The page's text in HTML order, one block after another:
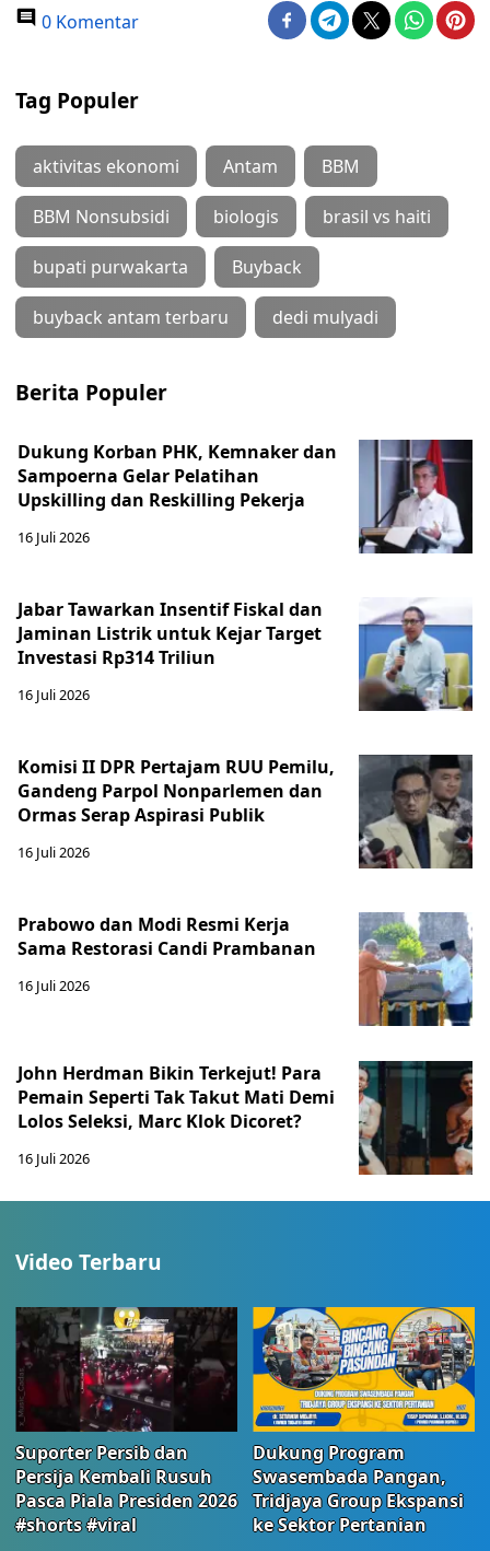
0 Komentar
Tag Populer
aktivitas ekonomi Antam BBM
BBM Nonsubsidi biologis brasil vs haiti
bupati purwakarta Buyback
buyback antam terbaru dedi mulyadi
Berita Populer
Dukung Korban PHK, Kemnaker dan
Sampoerna Gelar Pelatihan
Upskilling dan Reskilling Pekerja
16 Juli 2026
Jabar Tawarkan Insentif Fiskal dan
Jaminan Listrik untuk Kejar Target
Investasi Rp314 Triliun
16 Juli 2026
Komisi II DPR Pertajam RUU Pemilu,
Gandeng Parpol Nonparlemen dan
Ormas Serap Aspirasi Publik
16 Juli 2026
Prabowo dan Modi Resmi Kerja
Sama Restorasi Candi Prambanan
16 Juli 2026
John Herdman Bikin Terkejut! Para
Pemain Seperti Tak Takut Mati Demi
Lolos Seleksi, Marc Klok Dicoret?
16 Juli 2026
Video Terbaru
Suporter Persib dan
Persija Kembali Rusuh
Pasca Piala Presiden 2026
#shorts #viral
Dukung Program
Swasembada Pangan,
Tridjaya Group Ekspansi
ke Sektor Pertanian